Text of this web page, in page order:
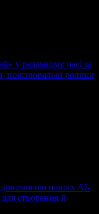
у реальному часі за
пояснювальні ролики
допомогою наших AI-
для створення й